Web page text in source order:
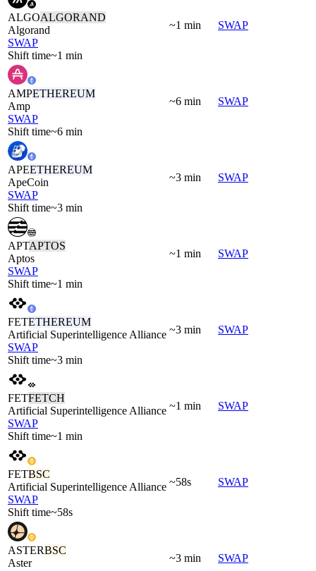
ALGOALGORAND
Algorand
SWAP
Shift time~1 min
~1 min SWAP
AMPETHEREUM
Amp
SWAP
Shift time~6 min
~6 min SWAP
APEETHEREUM
ApeCoin
SWAP
Shift time~3 min
~3 min SWAP
APTAPTOS
Aptos
SWAP
Shift time~1 min
~1 min SWAP
FETETHEREUM
Artificial Superintelligence Alliance
SWAP
Shift time~3 min
~3 min SWAP
FETFETCH
Artificial Superintelligence Alliance
SWAP
Shift time~1 min
~1 min SWAP
FETBSC
Artificial Superintelligence Alliance
SWAP
Shift time~58s
~58s SWAP
ASTERBSC
Aster
~3 min SWAP